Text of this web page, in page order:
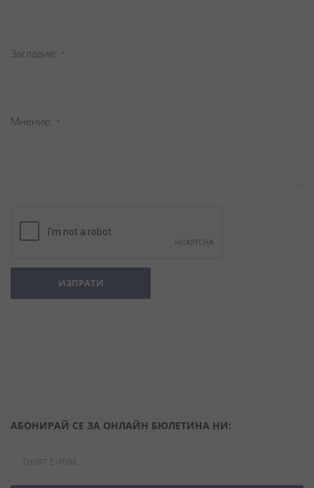
Заглавиe
Мнение
ИЗПРАТИ
АБОНИРАЙ СЕ ЗА ОНЛАЙН БЮЛЕТИНА НИ: